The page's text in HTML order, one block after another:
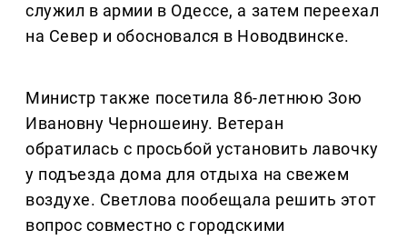
служил в армии в Одессе, а затем переехал
на Север и обосновался в Новодвинске.
Министр также посетила 86-летнюю Зою
Ивановну Черношеину. Ветеран
обратилась с просьбой установить лавочку
у подъезда дома для отдыха на свежем
воздухе. Светлова пообещала решить этот
вопрос совместно с городскими